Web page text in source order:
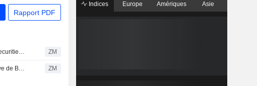
Rapport PDF
DR HORTON : Wells Fargo Securities est neutre ZM
DR HORTON : Opinion positive de BTIG ZM
Indices Europe Amériques Asie